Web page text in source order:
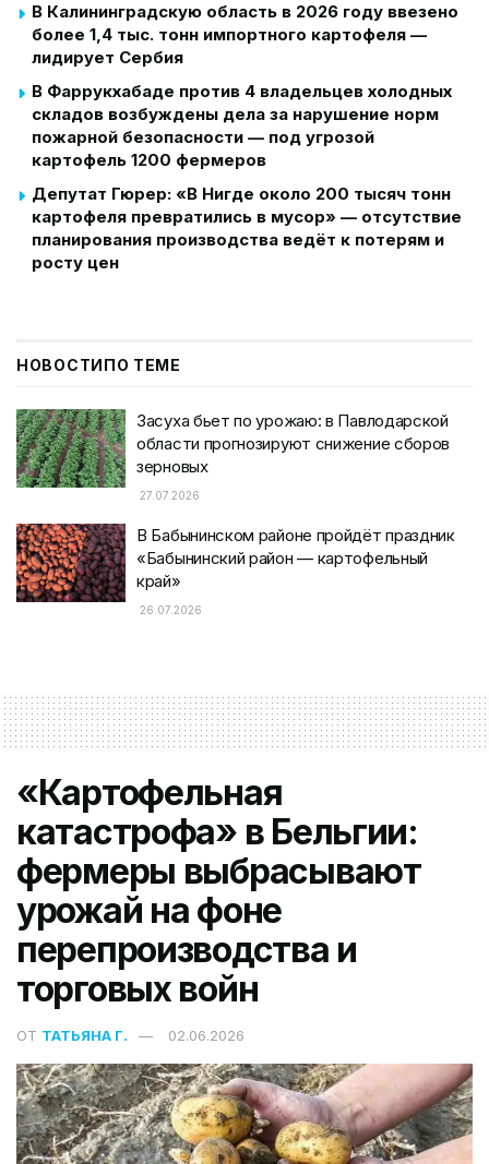
В Калининградскую область в 2026 году ввезено
более 1,4 тыс. тонн импортного картофеля —
лидирует Сербия
В Фаррукхабаде против 4 владельцев холодных
складов возбуждены дела за нарушение норм
пожарной безопасности — под угрозой
картофель 1200 фермеров
Депутат Гюрер: «В Нигде около 200 тысяч тонн
картофеля превратились в мусор» — отсутствие
планирования производства ведёт к потерям и
росту цен
НОВОСТИПО ТЕМЕ
Засуха бьет по урожаю: в Павлодарской
области прогнозируют снижение сборов
зерновых
27.07.2026
В Бабынинском районе пройдёт праздник
«Бабынинский район — картофельный
край»
26.07.2026
«Картофельная
катастрофа» в Бельгии:
фермеры выбрасывают
урожай на фоне
перепроизводства и
торговых войн
ОТ ТАТЬЯНА Г. 02.06.2026